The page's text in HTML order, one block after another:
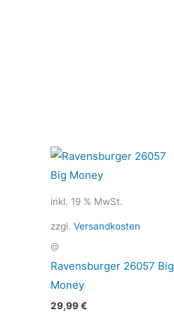
inkl. 19 % MwSt.
zzgl. Versandkosten
@
Ravensburger 26057 Big
Money
29,99€